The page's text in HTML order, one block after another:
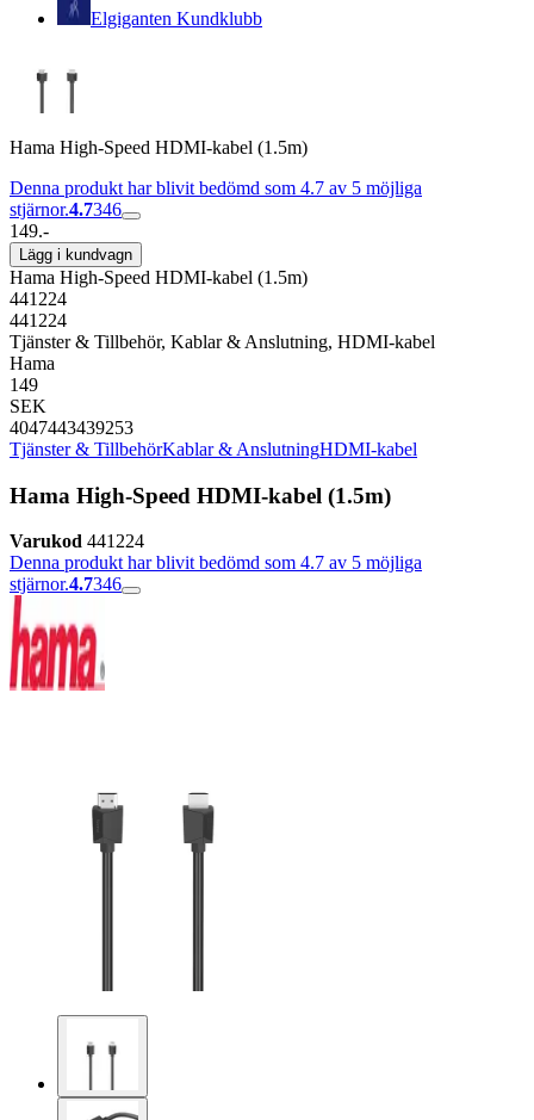
Elgiganten Kundklubb
Hama High-Speed HDMI-kabel (1.5m)
Denna produkt har blivit bedömd som 4.7 av 5 möjliga
stjärnor.4.7346
149.-
Lägg i kundvagn
Hama High-Speed HDMI-kabel (1.5m)
441224
441224
Tjänster & Tillbehör, Kablar & Anslutning, HDMI-kabel
Hama
149
SEK
4047443439253
Tjänster & TillbehörKablar & AnslutningHDMI-kabel
Hama High-Speed HDMI-kabel (1.5m)
Varukod 441224
Denna produkt har blivit bedömd som 4.7 av 5 möjliga
stjärnor.4.7346